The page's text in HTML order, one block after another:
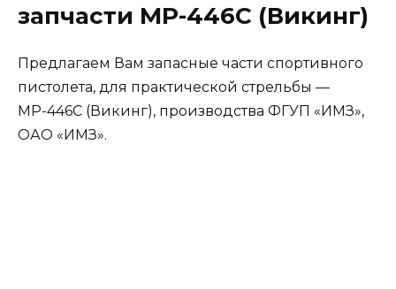
запчасти МР-446С (Викинг)
Предлагаем Вам запасные части спортивного
пистолета, для практической стрельбы —
МР-446С (Викинг), производства ФГУП «ИМЗ»,
ОАО «ИМЗ».